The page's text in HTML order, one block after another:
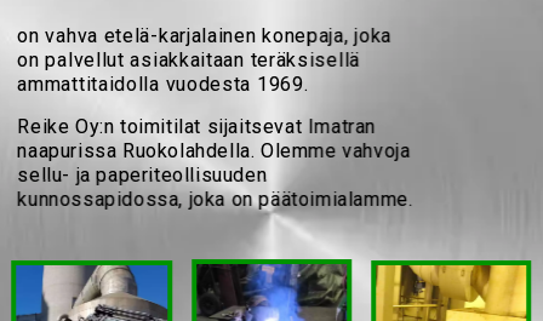
on vahva etelä-karjalainen konepaja, joka
on palvellut asiakkaitaan teräksisellä
ammattitaidolla vuodesta 1969.
Reike Oy:n toimitilat sijaitsevat Imatran
naapurissa Ruokolahdella. Olemme vahvoja
sellu- ja paperiteollisuuden
kunnossapidossa, joka on päätoimialamme.